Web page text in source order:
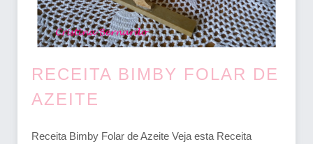
RECEITA BIMBY FOLAR DE
AZEITE
Receita Bimby Folar de Azeite Veja esta Receita